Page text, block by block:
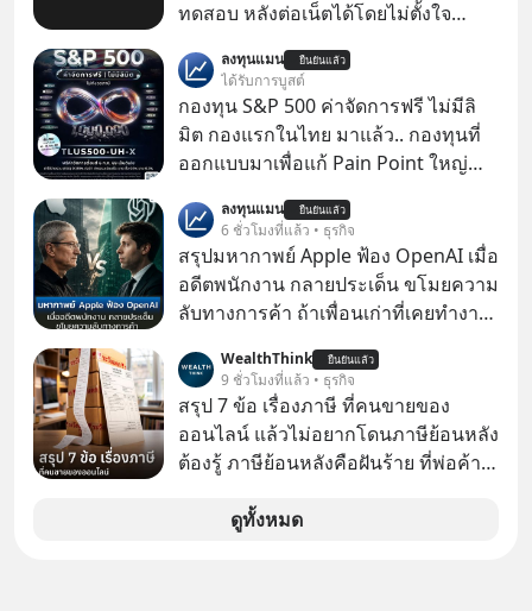
ทดสอบ หลังต่อเน็ตได้โดยไม่ตั้งใจ
ในโมเดล AI ของบริษัท สามารถเชื่อม
ต่ออินเทอร์เน็ต และเจาะเข้าระบบของ
บริการภายนอกรายหนึ่งได้ ระหว่างการ
ทดสอบความปลอดภัยไซเบอร์
ลงทุนแมน ยืนยันแล้ว
ได้รับการบูสต์
กองทุน S&P 500 ค่าจัดการฟรี ไม่มีลิ
มิต กองแรกในไทย มาแล้ว.. กองทุนที่
ออกแบบมาเพื่อแก้ Pain Point ใหญ่
ลงทุนแมน ยืนยันแล้ว
6 ชั่วโมงที่แล้ว • ธุรกิจ
สรุปมหากาพย์ Apple ฟ้อง OpenAI เมื่อ
อดีตพนักงาน กลายประเด็น ขโมยความ
ลับทางการค้า ถ้าเพื่อนเก่าที่เคยทำงาน
เก่าที่เขาเคยทำไว้ ตอนยังอยู่บริษัท
เดียวกัน
WealthThink ยืนยันแล้ว
9 ชั่วโมงที่แล้ว • ธุรกิจ
สรุป 7 ข้อ เรื่องภาษี ที่คนขายของ
ออนไลน์ แล้วไม่อยากโดนภาษีย้อนหลัง
ต้องรู้ ภาษีย้อนหลังคือฝันร้าย ที่พ่อค้า
ดูทั้งหมด